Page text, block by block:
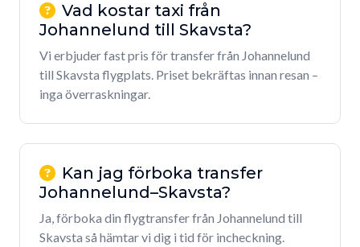
Vad kostar taxi från
Johannelund till Skavsta?
Vi erbjuder fast pris för transfer från Johannelund
till Skavsta flygplats. Priset bekräftas innan resan –
inga överraskningar.
Kan jag förboka transfer
Johannelund–Skavsta?
Ja, förboka din flygtransfer från Johannelund till
Skavsta så hämtar vi dig i tid för incheckning.